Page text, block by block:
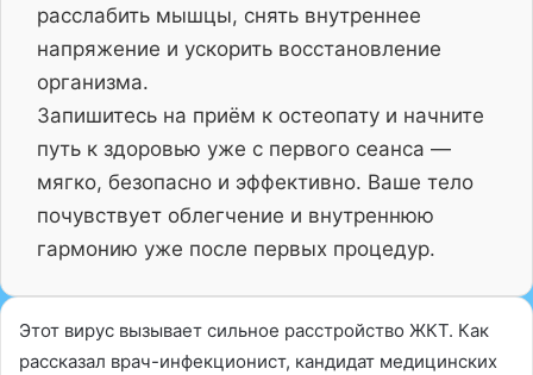
расслабить мышцы, снять внутреннее
напряжение и ускорить восстановление
организма.
Запишитесь на приём к остеопату и начните
путь к здоровью уже с первого сеанса —
мягко, безопасно и эффективно. Ваше тело
почувствует облегчение и внутреннюю
гармонию уже после первых процедур.
Этот вирус вызывает сильное расстройство ЖКТ. Как
рассказал врач-инфекционист, кандидат медицинских